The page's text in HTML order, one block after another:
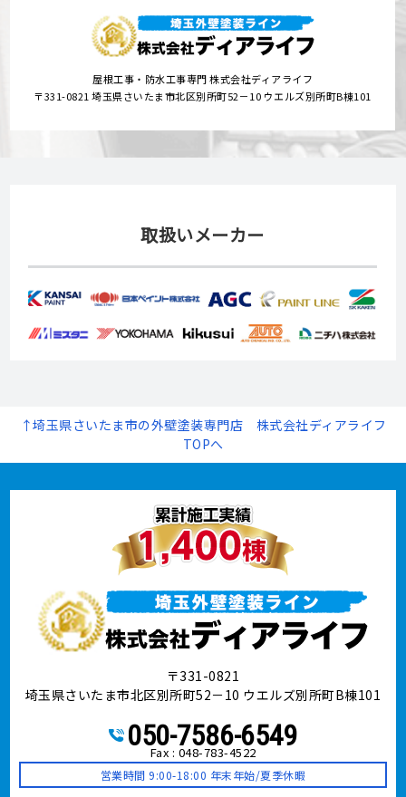
屋根工事・防水工事専門 株式会社ディアライフ
〒331-0821 埼玉県さいたま市北区別所町52－10 ウエルズ別所町B棟101
取扱いメーカー
↑埼玉県さいたま市の外壁塗装専門店 株式会社ディアライフ
TOPへ
〒331-0821
埼玉県さいたま市北区別所町52－10 ウエルズ別所町B棟101
050-7586-6549
Fax : 048-783-4522
営業時間 9:00-18:00 年末年始/夏季休暇